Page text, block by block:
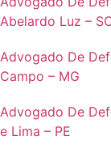
Abelardo Luz –
Advogado De
Campo – MG
Advogado De
e Lima – PE